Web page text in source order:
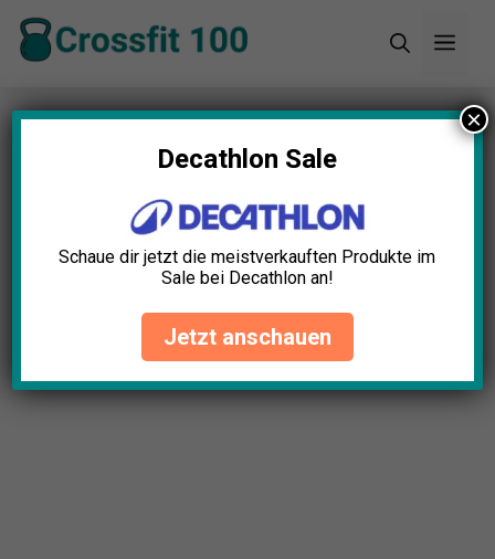
Zum
Inhalt
Startseite»Blog»Medizinball Lederausführung
Test: Die 5 besten (Bestenliste)
Decathlon Sale
Schaue dir jetzt die meistverkauften Produkte im
Sale bei Decathlon an!
Jetzt anschauen
×